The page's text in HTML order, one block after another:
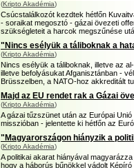
(Kripto Akadémia)
Csúcstalálkozót kezdtek hétfőn
- soraikat megosztó - gázai övezeti
szükségleteit a harcok megszűnése
"Nincs esélyük a táliboknak a
(Kripto Akadémia)
Nincs esélyük a táliboknak, illetve az
illetve befolyásukat Afganisztánban -
Brüsszelben, a NATO-hoz akkreditált
Majd az EU rendet rak a Gázai
(Kripto Akadémia)
A gázai tűzszünet után az Európai
misszióban - jelentette ki hétfőn az
"Magyarországon hiányzik a
(Kripto Akadémia)
A politikai akarat hiányával
hogy a háborús bűnökkel vádolt